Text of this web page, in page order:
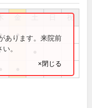
祝
● ●
あります。来院前
。
×閉じる